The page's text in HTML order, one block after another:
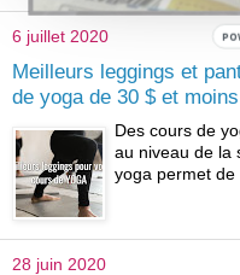
6 juillet 2020
Meilleurs leggings et
de yoga de 30 $ et moins
Des cours de
au niveau de la
yoga permet
28 juin 2020